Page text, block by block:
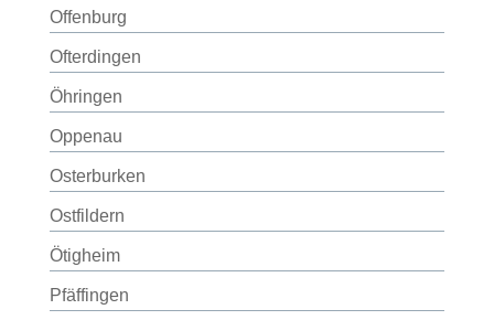
Offenburg
Ofterdingen
Öhringen
Oppenau
Osterburken
Ostfildern
Ötigheim
Pfäffingen